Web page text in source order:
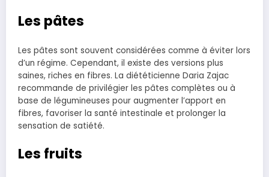
Les pâtes
Les pâtes sont souvent considérées comme à éviter lors
d’un régime. Cependant, il existe des versions plus
saines, riches en fibres. La diététicienne Daria Zajac
recommande de privilégier les pâtes complètes ou à
base de légumineuses pour augmenter l’apport en
fibres, favoriser la santé intestinale et prolonger la
sensation de satiété.
Les fruits